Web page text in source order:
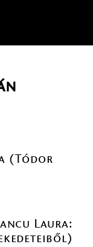
(Tódor
Laura: